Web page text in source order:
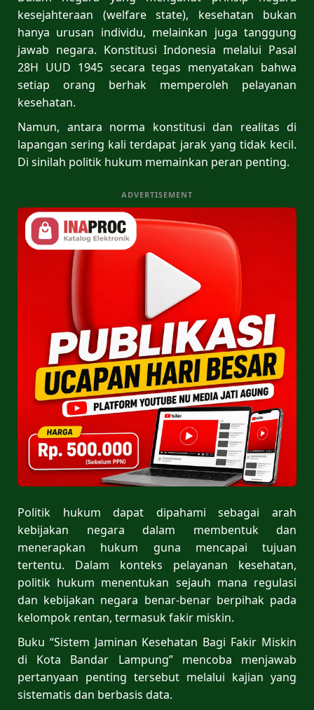
kesejahteraan (welfare state), kesehatan bukan
hanya urusan individu, melainkan juga tanggung
jawab negara. Konstitusi Indonesia melalui Pasal
28H UUD 1945 secara tegas menyatakan bahwa
setiap orang berhak memperoleh pelayanan
kesehatan.
Namun, antara norma konstitusi dan realitas di
lapangan sering kali terdapat jarak yang tidak kecil.
Di sinilah politik hukum memainkan peran penting.
ADVERTISEMENT
Politik hukum dapat dipahami sebagai arah
kebijakan negara dalam membentuk dan
menerapkan hukum guna mencapai tujuan
tertentu. Dalam konteks pelayanan kesehatan,
politik hukum menentukan sejauh mana regulasi
dan kebijakan negara benar-benar berpihak pada
kelompok rentan, termasuk fakir miskin.
Buku “Sistem Jaminan Kesehatan Bagi Fakir Miskin
di Kota Bandar Lampung” mencoba menjawab
pertanyaan penting tersebut melalui kajian yang
sistematis dan berbasis data.